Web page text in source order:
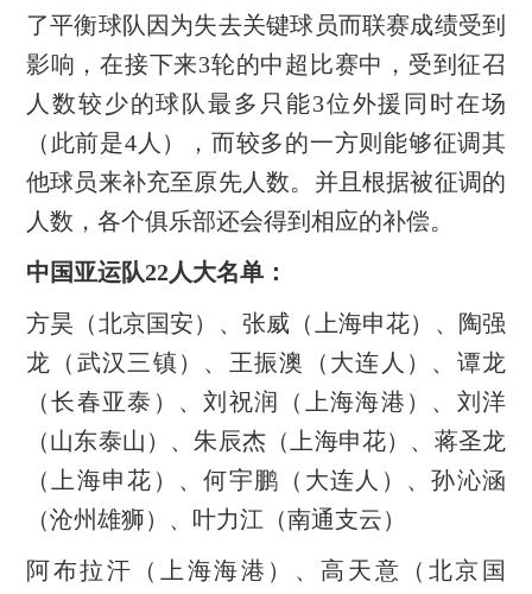
了平衡球队因为失去关键球员而联赛成绩受到
影响，在接下来3轮的中超比赛中，受到征召
人数较少的球队最多只能3位外援同时在场
（此前是4人），而较多的一方则能够征调其
他球员来补充至原先人数。并且根据被征调的
人数，各个俱乐部还会得到相应的补偿。
中国亚运队22人大名单：
方昊（北京国安）、张威（上海申花）、陶强
龙（武汉三镇）、王振澳（大连人）、谭龙
（长春亚泰）、刘祝润（上海海港）、刘洋
（山东泰山）、朱辰杰（上海申花）、蒋圣龙
（上海申花）、何宇鹏（大连人）、孙沁涵
（沧州雄狮）、叶力江（南通支云）
阿布拉汗（上海海港）、高天意（北京国